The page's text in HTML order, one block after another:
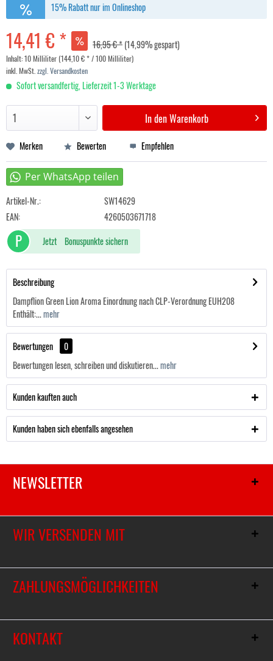
15% Rabatt nur im Onlineshop
14,41 € * 16,95 € *(14,99% gespart)
Inhalt:10 Milliliter (144,10 € * / 100 Milliliter)
inkl. MwSt. zzgl. Versandkosten
Sofort versandfertig, Lieferzeit 1-3 Werktage
In denWarenkorb
Merken Bewerten Empfehlen
Artikel-Nr.:
SW14629
EAN:
4260503671718
P Jetzt Bonuspunkte sichern
Beschreibung
Dampflion Green Lion Aroma Einordnung nach CLP-Verordnung EUH208
Enthält:...mehr
Bewertungen
0
Bewertungen lesen, schreiben und diskutieren...mehr
Kunden kauften auch
Kunden haben sich ebenfalls angesehen
NEWSLETTER
WIR VERSENDEN MIT
ZAHLUNGSMÖGLICHKEITEN
KONTAKT